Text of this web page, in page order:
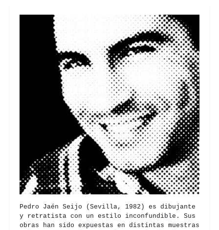
Pedro Jaén Seijo (Sevilla, 1982) es dibujante
y retratista con un estilo inconfundible. Sus
obras han sido expuestas en distintas muestras